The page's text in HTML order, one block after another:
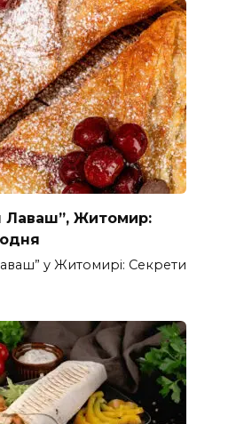
Лаваш”, Житомир:
у Житомирі: Секрети